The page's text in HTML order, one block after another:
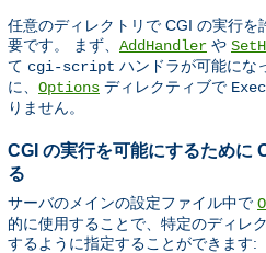
任意のディレクトリで CGI の実行を
要です。 まず、 AddHandler や
て cgi-script ハンドラが可能にな
に、 Options ディレクティブで
りません。
CGI の実行を可能にするために
る
サーバのメインの設定ファイル中で
的に使用することで、特定のディレ
するように指定することができます: